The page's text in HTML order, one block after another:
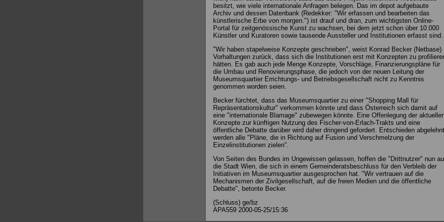
besitzt, wie viele internationale Anfragen belegen. Das im depot aufgebaute
Archiv und dessen Datenbank (Redekker: "Wir erfassen und bearbeiten das
künstlerische Erbe von morgen.") ist drauf und dran, zum wichtigsten Online-
Portal für zeitgenössische Kunst zu wachsen, bei dem jetzt schon über 10.000
Künstler und Kuratoren sowie tausende Aussteller und Institutionen erfasst sind.
"Wir haben stapelweise Konzepte geschrieben", weist Konrad Becker (Netbase)
Vorhaltungen zurück, dass sich die Institutionen erst mit Konzepten zu
hätten. Es gab auch jede Menge Konzepte, Vorschläge, Finanzierungspläne für
die Umbau und Renovierungsphase, die jedoch von der neuen Leitung der
Museumsquartier Errichtungs- und Betriebsgesellschaft nicht zu Kenntnis
genommen worden seien.
Becker fürchtet, dass das Museumsquartier zu einer "Shopping Mall für
Repräsentationskultur" verkommen könnte und dass Österreich sich damit auf
eine "internationale Blamage" zubewegen könnte. Eine Offenlegung der
Konzepte zur künftigen Nutzung des Fischer-von-Erlach-Trakts und eine
öffentliche Debatte darüber wird daher dringend gefordert. Entschieden abgelehnt
werden alle "Pläne, die in Richtung auf Fusion und Verschmelzung der
Einzelinstitutionen zielen".
Von Seiten des Bundes im Ungewissen gelassen, hoffen die "Drittnutzer" nun
die Stadt Wien, die sich in einem Gemeinderatsbeschluss für den Verbleib der
Initiativen im Museumsquartier ausgesprochen hat. "Wir vertrauen auf die
Mechanismen der Zivilgesellschaft, auf die freien Medien und die öffentliche
Debatte", betonte Becker.
(Schluss) ge/bz
APA559 2000-05-25/15:36